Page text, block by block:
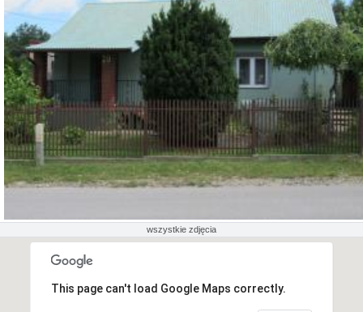
wszystkie zdjęcia
This page can't load Google Maps correctly.